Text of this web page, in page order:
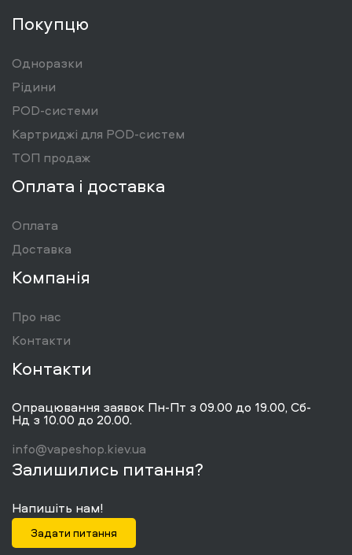
Покупцю
Одноразки
Рідини
POD-системи
Картриджі для POD-систем
ТОП продаж
Оплата і доставка
Оплата
Доставка
Компанія
Про нас
Контакти
Контакти
Опрацювання заявок Пн-Пт з 09.00 до 19.00, Сб-
Нд з 10.00 до 20.00.
info@vapeshop.kiev.ua
Залишились питання?
Напишіть нам!
Задати питання